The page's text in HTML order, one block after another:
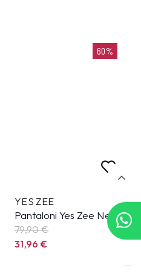
60%
YES ZEE
Pantaloni Yes Zee Nero
79,90€
31,96€